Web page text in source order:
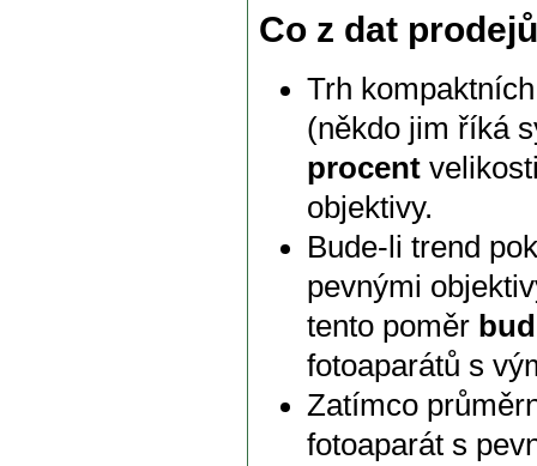
Co z dat
Trh
(někdo jim říká
procent
objektivy.
Bude-li trend
pevnými
tento poměr
fotoaparátů s
Zatímco
fotoaparát s